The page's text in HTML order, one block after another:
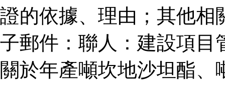
證的依據、理由；其他相
子郵件：聯人：建設項目
關於年產噸坎地沙坦酯